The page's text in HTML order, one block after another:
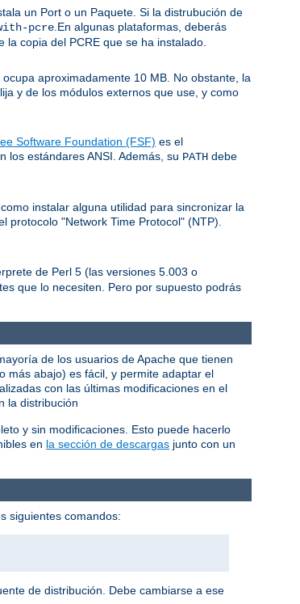
un Port o un Paquete. Si la distrubución de
pcre .En algunas plataformas, deberás
copia del PCRE que se ha instalado.
aproximadamente 10 MB. No obstante, la
y de los módulos externos que use, y como
Software Foundation (FSF) es el
los estándares ANSI. Además, su PATH debe
instalar alguna utilidad para sincronizar la
protocolo "Network Time Protocol" (NTP).
de Perl 5 (las versiones 5.003 o
que lo necesiten. Pero por supuesto podrás
de los usuarios de Apache que tienen
más abajo) es fácil, y permite adaptar el
con las últimas modificaciones en el
la distribución
y sin modificaciones. Esto puede hacerlo
en la sección de descargas junto con un
siguientes comandos:
de distribución. Debe cambiarse a ese